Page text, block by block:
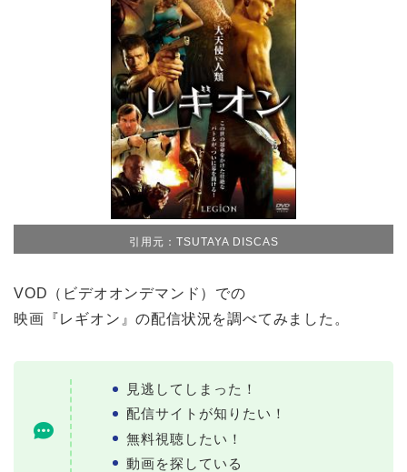
引用元：TSUTAYA DISCAS
VOD（ビデオオンデマンド）での
映画『レギオン』の配信状況を調べてみました。
見逃してしまった！
配信サイトが知りたい！
無料視聴したい！
動画を探している